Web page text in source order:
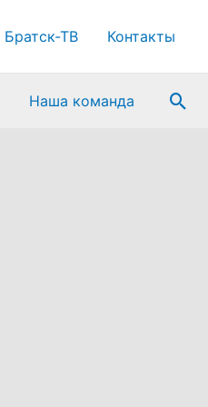
Братск-ТВ Контакты
Наша команда